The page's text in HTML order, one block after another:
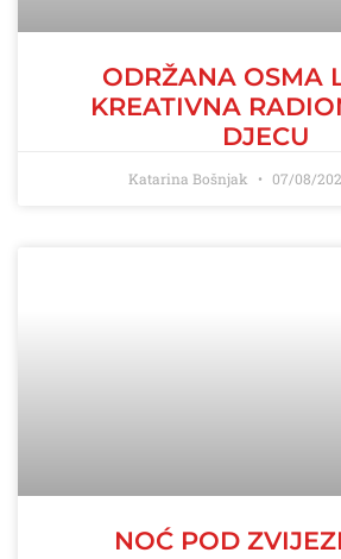
ODRŽANA OSMA
KREATIVNA
DJECU
Katarina Bošnjak 07/08/
NOĆ POD